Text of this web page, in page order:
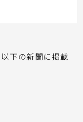
以下の新聞に掲載